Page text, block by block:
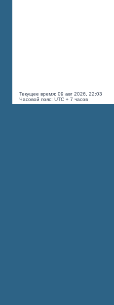
Текущее время: 09 авг 2026, 22:03
Часовой пояс: UTC + 7 часов